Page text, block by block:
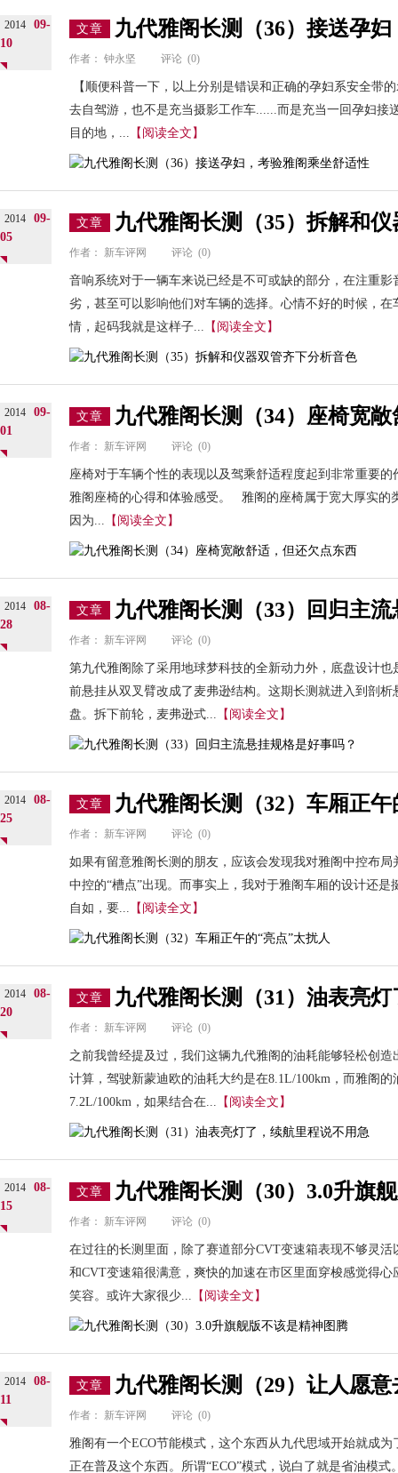
2014
09-
10
文章 九代雅阁长测（36）接送孕
作者： 钟永坚 评论 (0)
【顺便科普一下，以上分别是错误和正确的孕妇系安全带
去自驾游，也不是充当摄影工作车......而是充当一回孕妇接
目的地，... 【阅读全文】
2014
09-
05
文章 九代雅阁长测（35）拆解和
作者： 新车评网 评论 (0)
音响系统对于一辆车来说已经是不可或缺的部分，在注重
劣，甚至可以影响他们对车辆的选择。心情不好的时候，
情，起码我就是这样子... 【阅读全文】
2014
09-
01
文章 九代雅阁长测（34）座椅宽
作者： 新车评网 评论 (0)
座椅对于车辆个性的表现以及驾乘舒适程度起到非常重要
雅阁座椅的心得和体验感受。 雅阁的座椅属于宽大厚实的
因为... 【阅读全文】
2014
08-
28
文章 九代雅阁长测（33）回归主
作者： 新车评网 评论 (0)
第九代雅阁除了采用地球梦科技的全新动力外，底盘设计
前悬挂从双叉臂改成了麦弗逊结构。这期长测就进入到剖
盘。拆下前轮，麦弗逊式... 【阅读全文】
2014
08-
25
文章 九代雅阁长测（32）车厢正
作者： 新车评网 评论 (0)
如果有留意雅阁长测的朋友，应该会发现我对雅阁中控布
中控的“槽点”出现。而事实上，我对于雅阁车厢的设计还
自如，要... 【阅读全文】
2014
08-
20
文章 九代雅阁长测（31）油表亮
作者： 新车评网 评论 (0)
之前我曾经提及过，我们这辆九代雅阁的油耗能够轻松创
计算，驾驶新蒙迪欧的油耗大约是在8.1L/100km，而雅阁
7.2L/100km，如果结合在... 【阅读全文】
2014
08-
15
文章 九代雅阁长测（30）3.0升旗
作者： 新车评网 评论 (0)
在过往的长测里面，除了赛道部分CVT变速箱表现不够灵
和CVT变速箱很满意，爽快的加速在市区里面穿梭感觉得
笑容。或许大家很少... 【阅读全文】
2014
08-
11
文章 九代雅阁长测（29）让人愿
作者： 新车评网 评论 (0)
雅阁有一个ECO节能模式，这个东西从九代思域开始就成
正在普及这个东西。所谓“ECO”模式，说白了就是省油模